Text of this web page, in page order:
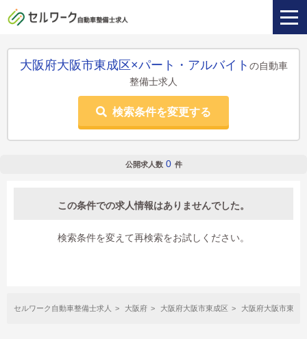
大阪府大阪市東成区×パート・アルバイト の自動車
整備士求人
検索条件を変更する
公開求人数 0 件
この条件での求人情報はありませんでした。
検索条件を変えて再検索をお試しください。
セルワーク自動車整備士求人 大阪府 大阪府大阪市東成区 大阪府大阪市東成